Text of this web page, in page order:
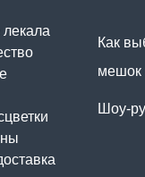
Как
мешок
Шоу-